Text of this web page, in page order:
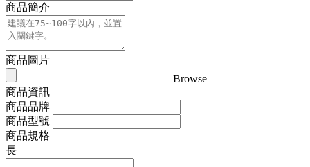
商品簡介
商品圖片
Browse
商品資訊
商品品牌
商品型號
商品規格
長